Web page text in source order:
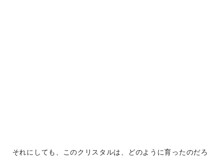
それにしても、このクリスタルは、どのように育ったのだろ